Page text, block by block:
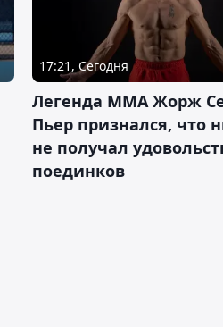
17:21, Сегодня
Легенда ММА Жорж
Пьер признался, что
не получал
поединков